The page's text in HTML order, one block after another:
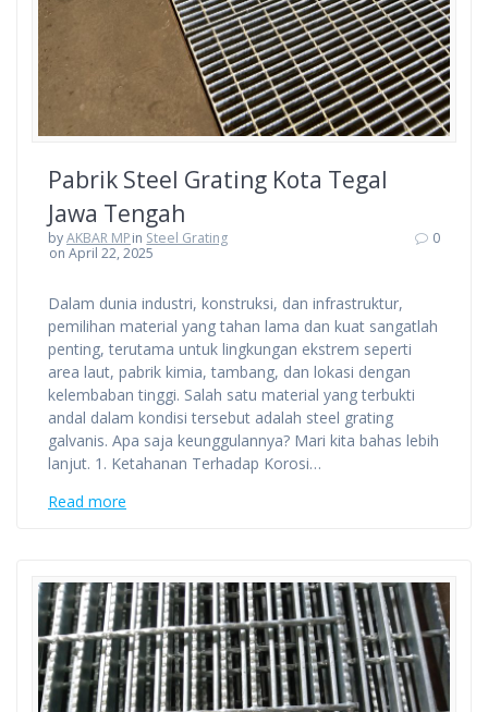
Pabrik Steel Grating Kota Tegal
Jawa Tengah
byAKBAR MPin Steel Grating
on April 22, 2025
0
Dalam dunia industri, konstruksi, dan infrastruktur,
pemilihan material yang tahan lama dan kuat sangatlah
penting, terutama untuk lingkungan ekstrem seperti
area laut, pabrik kimia, tambang, dan lokasi dengan
kelembaban tinggi. Salah satu material yang terbukti
andal dalam kondisi tersebut adalah steel grating
galvanis. Apa saja keunggulannya? Mari kita bahas lebih
lanjut. 1. Ketahanan Terhadap Korosi…
Read more